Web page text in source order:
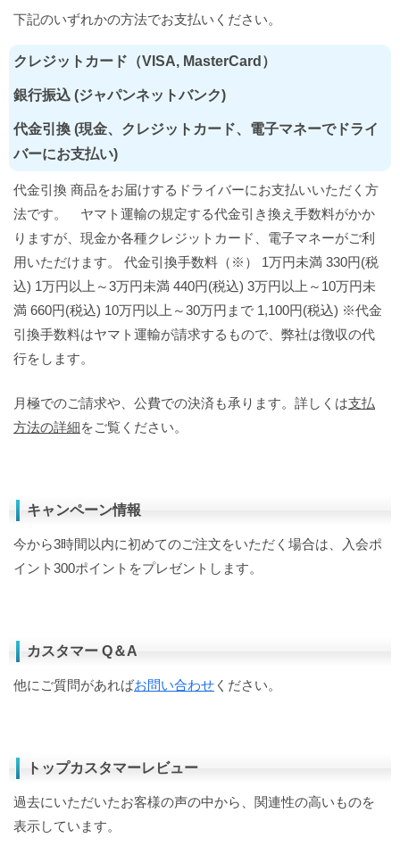
下記のいずれかの方法でお支払いください。
クレジットカード（VISA, MasterCard）
銀行振込 (ジャパンネットバンク)
代金引換 (現金、クレジットカード、電子マネーでドライ
バーにお支払い)
代金引換 商品をお届けするドライバーにお支払いいただく方
法です。 ヤマト運輸の規定する代金引き換え手数料がかか
りますが、現金か各種クレジットカード、電子マネーがご利
用いただけます。 代金引換手数料（※） 1万円未満 330円(税
込) 1万円以上～3万円未満 440円(税込) 3万円以上～10万円未
満 660円(税込) 10万円以上～30万円まで 1,100円(税込) ※代金
引換手数料はヤマト運輸が請求するもので、弊社は徴収の代
行をします。
月極でのご請求や、公費での決済も承ります。詳しくは支払
方法の詳細をご覧ください。
キャンペーン情報
今から3時間以内に初めてのご注文をいただく場合は、入会ポ
イント300ポイントをプレゼントします。
カスタマー Q＆A
他にご質問があればお問い合わせ ください。
トップカスタマーレビュー
過去にいただいたお客様の声の中から、関連性の高いものを
表示しています。